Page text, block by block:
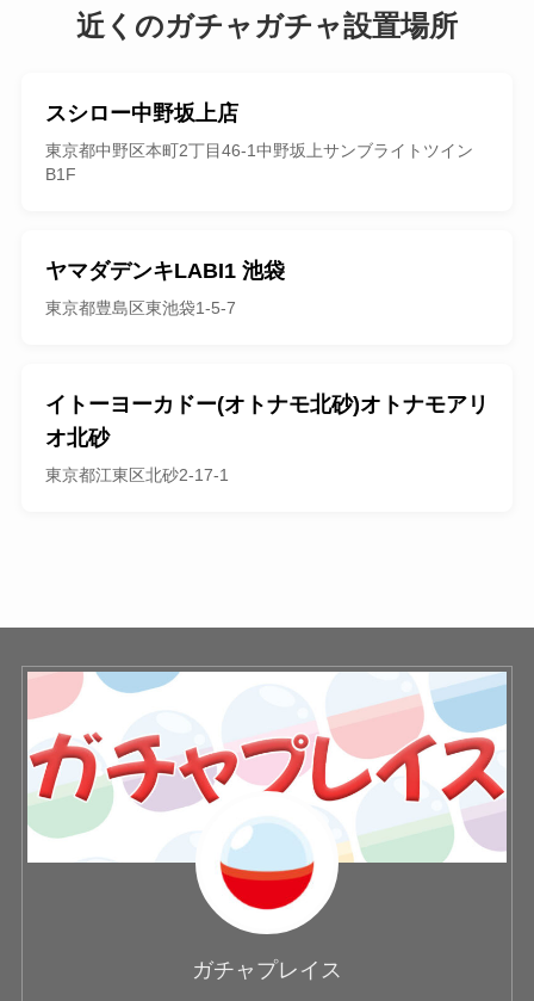
近くのガチャガチャ設置場所
スシロー中野坂上店
東京都中野区本町2丁目46-1中野坂上サンブライトツイン
B1F
ヤマダデンキLABI1 池袋
東京都豊島区東池袋1-5-7
イトーヨーカドー(オトナモ北砂)オトナモアリ
オ北砂
東京都江東区北砂2-17-1
ガチャプレイス